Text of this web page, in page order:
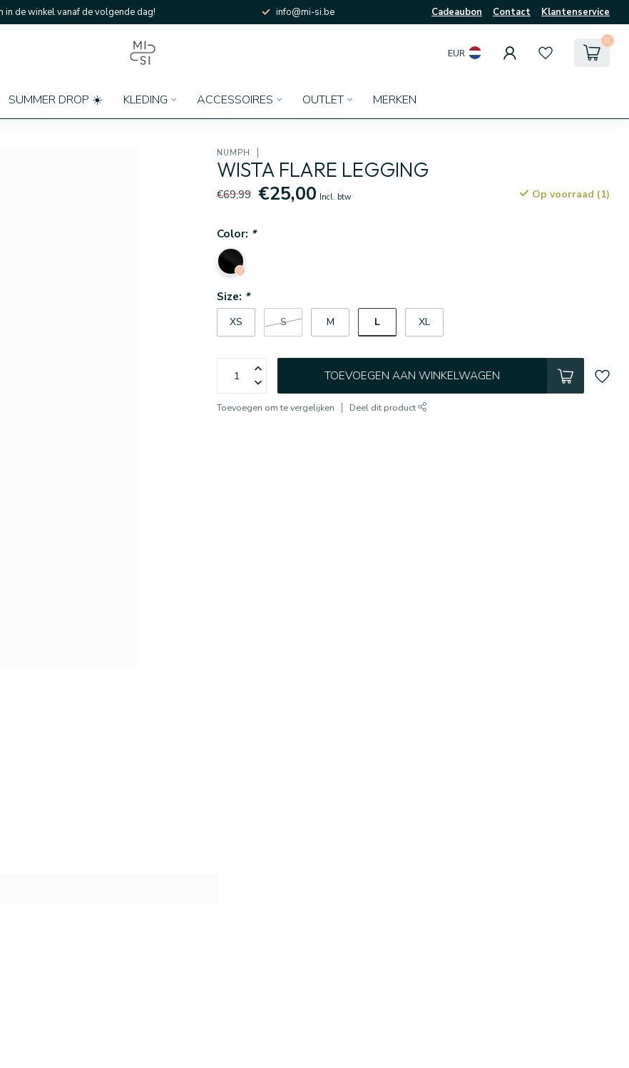
in de winkel vanaf de volgende dag! info@mi-si.be Cadeaubon Contact Klantenservice
EUR
0
SUMMER DROP ☀️ KLEDING ACCESSOIRES OUTLET MERKEN
NÜMPH
WISTA FLARE LEGGING
€69,99 €25,00 Incl. btw Op voorraad (1)
Color: *
Size: *
XS S M L XL
TOEVOEGEN AAN WINKELWAGEN
Toevoegen om te vergelijken Deel dit product